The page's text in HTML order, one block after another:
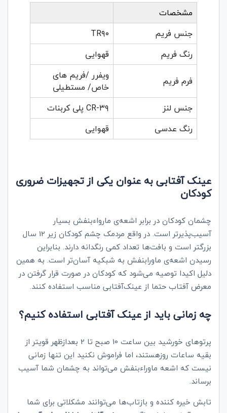
مشخصات
جنس فریم
TR۹۰
رنگ فریم
قهوایی
فرم فریم
ویفرر /فریم های
خاص/ مستطیلی
جنس لنز
CR-۳۹ پلی کربنات
رنگ عدسی
قهوایی
عینک‌ آفتابی به عنوان یکی از تجهیزات ضروری
کودکان
چشمان کودکان در برابر اشعه‌ی مارواءبنفش بسیار
آسیب‌پذیرتر است. در واقع مردمک چشم کودکان زیر 12 سال
بزرگتر است و بافت‌ها تعداد کمی رنگدانه دارند. بنابراین
رسیدن اشعه‌ی ماورابنفش به شبکیه آسان‌تر است. به همین
دلیل اکیدا توصیه می‌شود که کودکان در صورت قرار گرفتن در
معرض آفتاب حتما از عینک‌آفتابی مناسب استفاده کنند.
چه زمانی باید از عینک آفتابی استفاده کنیم؟
پرتوهای خورشید بین ساعت 10 صبح تا 2 بعدازظهر قویتر از
بقیه ساعات روزهستند، اما فراموش نکنید این تنها زمانی
نیست که اشعه ماوراءبنفش می‌تواند به چشمان شما آسیب
برساند.
تابش خیره کننده و بازتاب‌ها می‌توانند مشکلاتی برای شما